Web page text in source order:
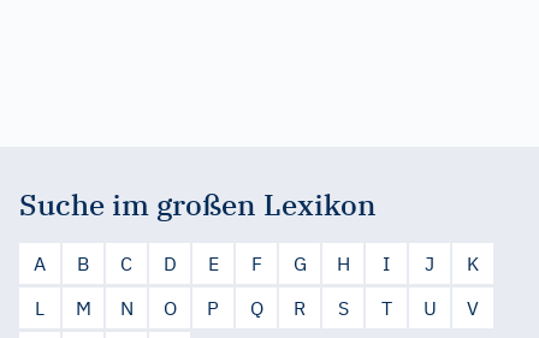
Suche im großen Lexikon
A B C D E F G H I J
K
L
M N O P Q R S T U
V